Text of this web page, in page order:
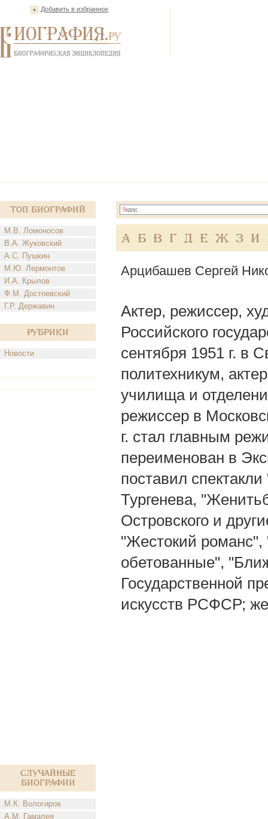
Добавить в избранное
Топ Биографий
М.В. Ломоносов
В.А. Жуковский
А.С. Пушкин
М.Ю. Лермонтов
И.А. Крылов
Ф.М. Достоевский
Г.Р. Державин
Рубрики
Новости
Случайные
биографии
М.К. Вологиров
А.М. Гамалея
А Б В Г Д Е Ж З И
Арцибашев Сергей
Актер, режиссер,
Российского
сентября 1951 г. в
политехникум,
училища и
режиссер в
г. стал главным
переименован в
поставил
Тургенева,
Островского и
"Жестокий
обетованные",
Государственной
искусств РСФСР;